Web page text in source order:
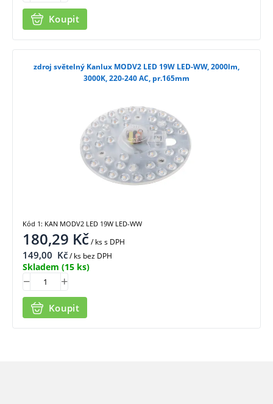
Koupit
zdroj světelný Kanlux MODV2 LED 19W LED-WW, 2000lm,
3000K, 220-240 AC, pr.165mm
180,29 Kč/ kss DPH
149,00 Kč/ ks bez DPH
Skladem (15 ks)
Koupit
Kód 1: KAN MODV2 LED 19W LED-WW